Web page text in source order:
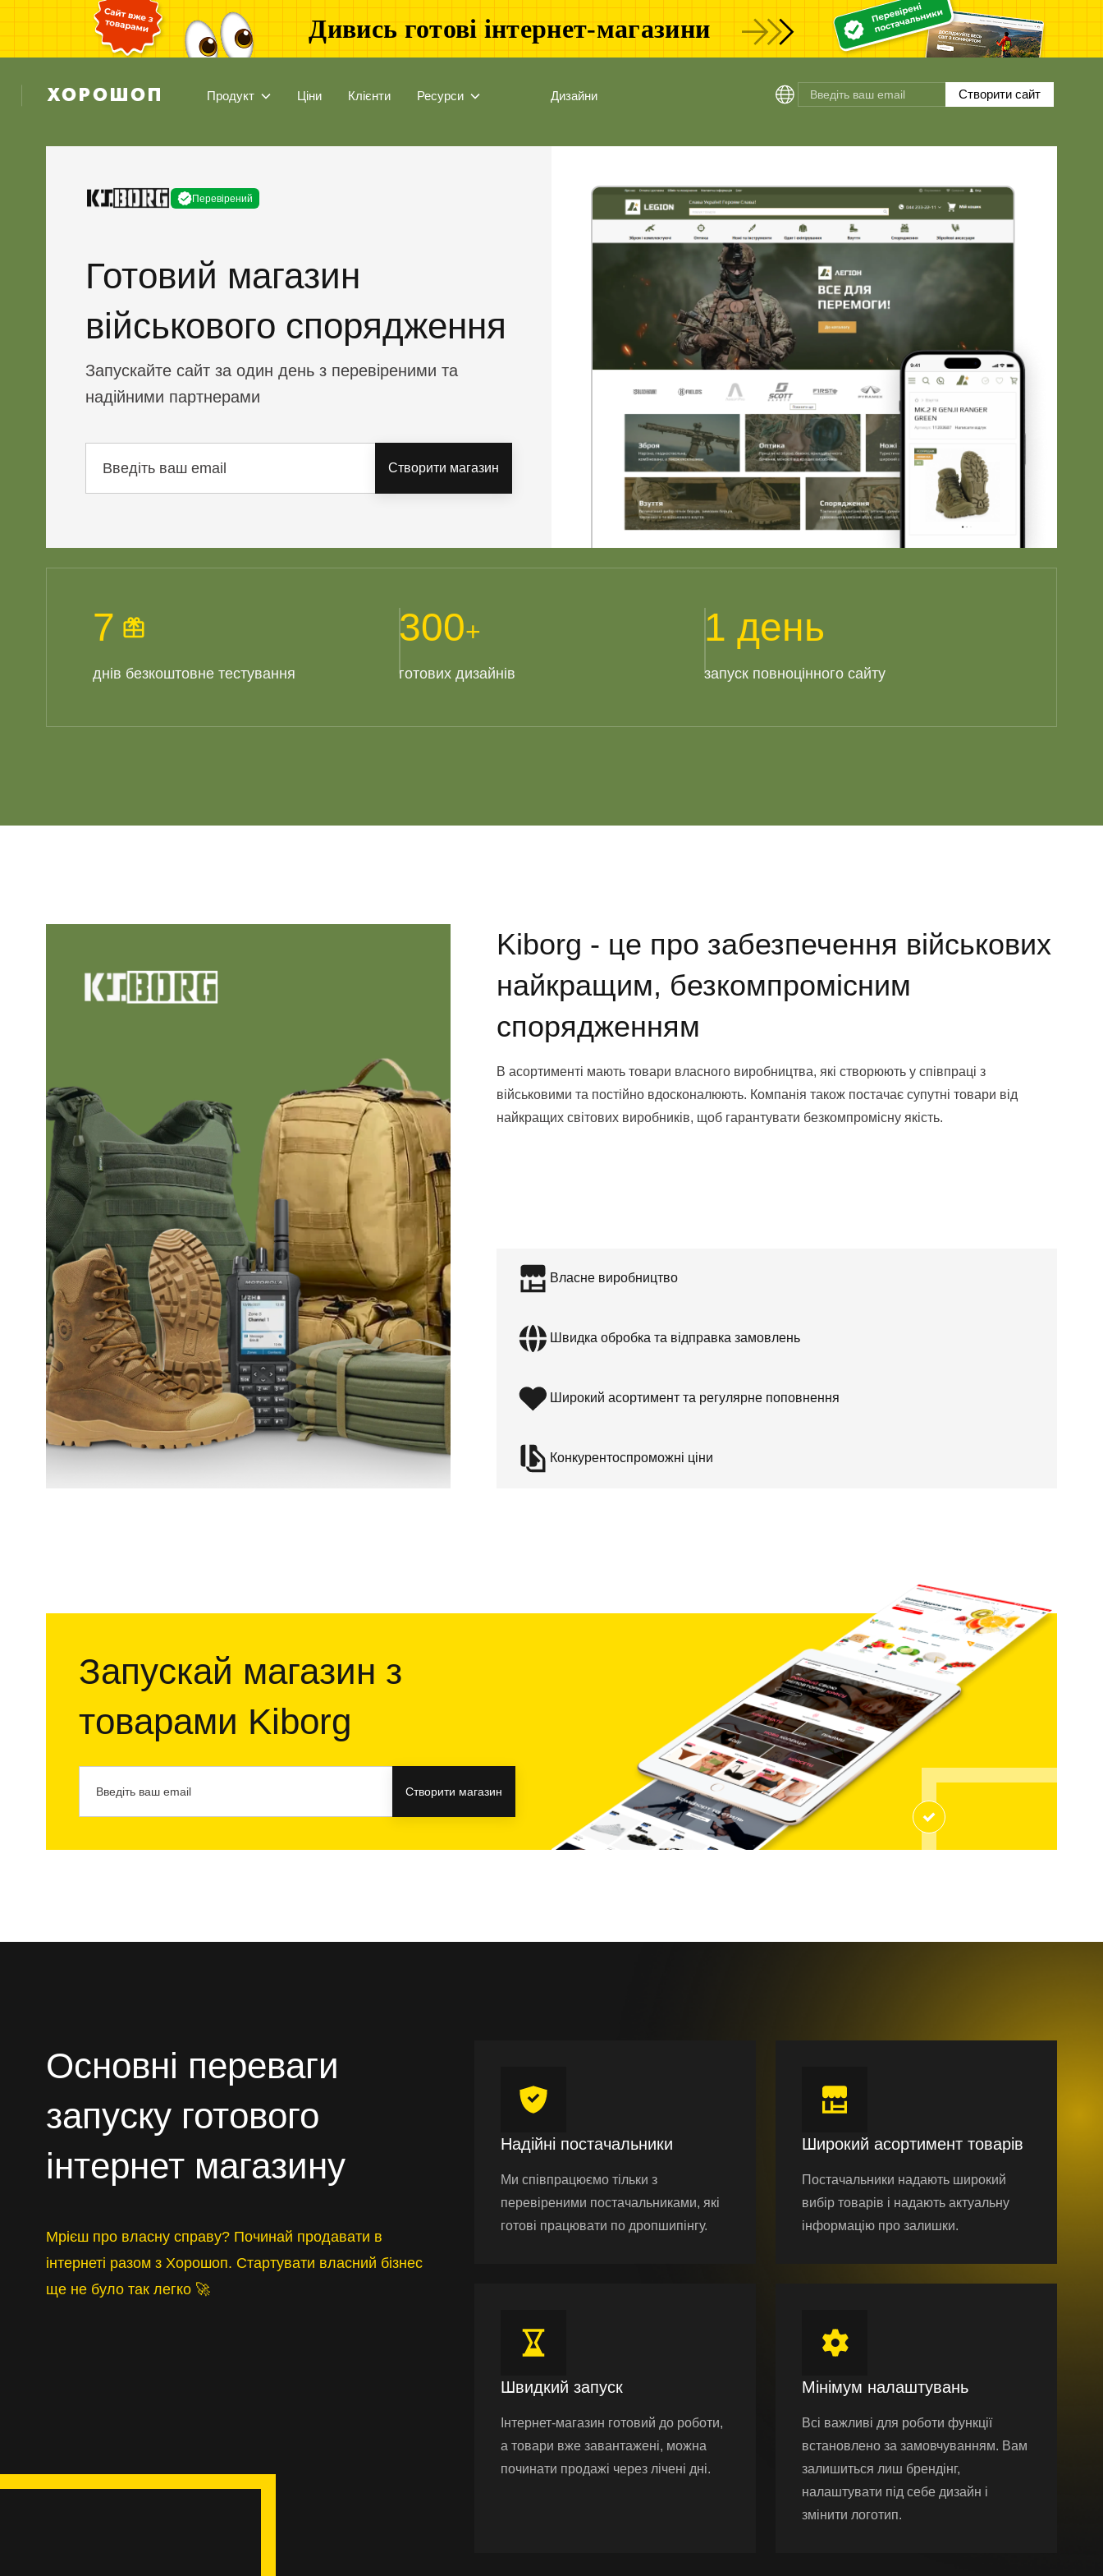
Дивись готові інтернет-магазини
Продукт Ціни Клієнти Ресурси Дизайни Створити сайт
Перевірений
Готовий магазин
військового спорядження
Запускайте сайт за один день з перевіреними та
надійними партнерами
Створити магазин
7
днів безкоштовне тестування
300+
готових дизайнів
1 день
запуск повноцінного сайту
Kiborg - це про забезпечення військових
найкращим, безкомпромісним
спорядженням
В асортименті мають товари власного виробництва, які створюють у співпраці з
військовими та постійно вдосконалюють. Компанія також постачає супутні товари від
найкращих світових виробників, щоб гарантувати безкомпромісну якість.
Власне виробництво
Швидка обробка та відправка замовлень
Широкий асортимент та регулярне поповнення
Конкурентоспроможні ціни
Запускай магазин з
товарами Kiborg
Створити магазин
Основні переваги
запуску готового
інтернет магазину
Мрієш про власну справу? Починай продавати в
інтернеті разом з Хорошоп. Стартувати власний бізнес
ще не було так легко 🚀
Надійні постачальники
Ми співпрацюємо тільки з
перевіреними постачальниками, які
готові працювати по дропшипінгу.
Широкий асортимент товарів
Постачальники надають широкий
вибір товарів і надають актуальну
інформацію про залишки.
Швидкий запуск
Інтернет-магазин готовий до роботи,
а товари вже завантажені, можна
починати продажі через лічені дні.
Мінімум налаштувань
Всі важливі для роботи функції
встановлено за замовчуванням. Вам
залишиться лиш брендінг,
налаштувати під себе дизайн і
змінити логотип.